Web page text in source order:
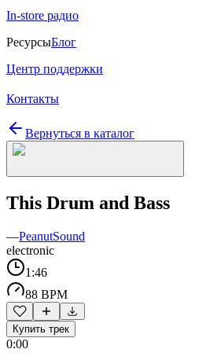
In-store радио
РесурсыБлог
Центр поддержки
Контакты
Вернуться в каталог
This Drum and Bass
—PeanutSound
electronic
1:46
88 BPM
Купить трек
0:00